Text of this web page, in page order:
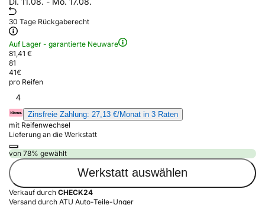
30 Tage Rückgaberecht
Auf Lager - garantierte Neuware
81,41 €
81
41€
pro Reifen
4
Zinsfreie Zahlung: 27,13 €/Monat in 3 Raten
mit Reifenwechsel
Lieferung an die Werkstatt
von 78% gewählt
Werkstatt auswählen
Verkauf durch CHECK24
Versand durch ATU Auto-Teile-Unger